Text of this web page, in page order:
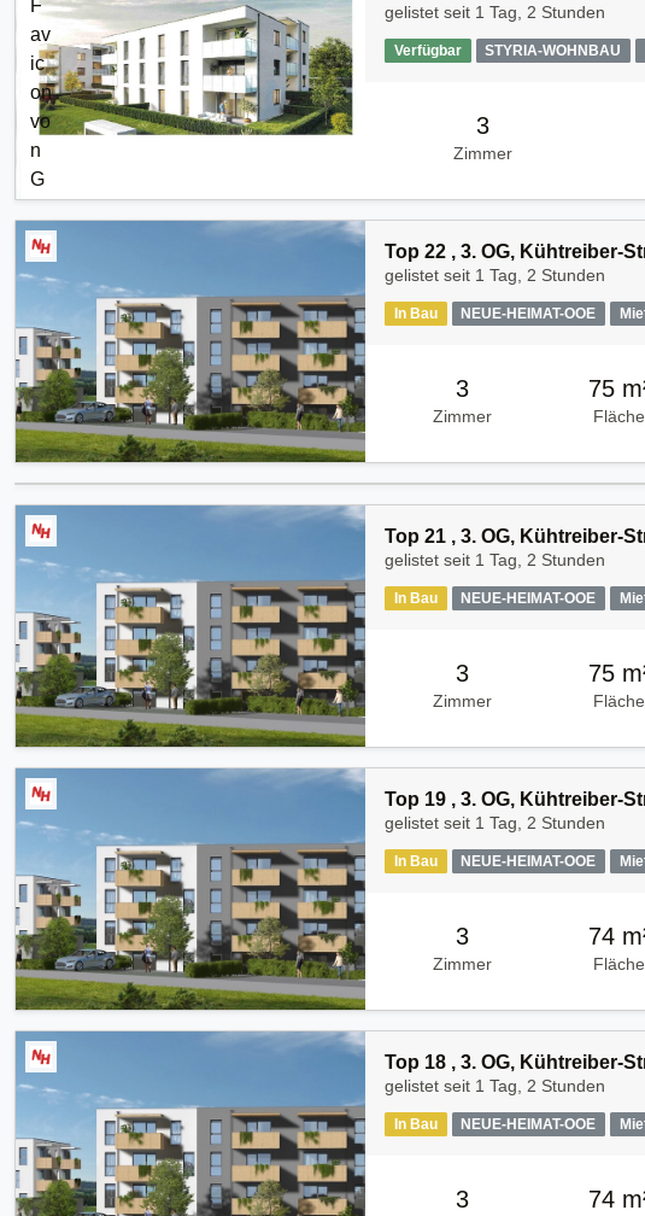
gelistet seit 1 Tag, 2 Stunden
Verfügbar STYRIA-WOHNBAU
3
Zimmer
Top 22 , 3. OG, Kühtreiber-
gelistet seit 1 Tag, 2 Stunden
In Bau NEUE-HEIMAT-OOE
3
Zimmer
75
Fläche
Top 21 , 3. OG, Kühtreiber-
gelistet seit 1 Tag, 2 Stunden
In Bau NEUE-HEIMAT-OOE
3
Zimmer
75
Fläche
Top 19 , 3. OG, Kühtreiber-
gelistet seit 1 Tag, 2 Stunden
In Bau NEUE-HEIMAT-OOE
3
Zimmer
74
Fläche
Top 18 , 3. OG, Kühtreiber-
gelistet seit 1 Tag, 2 Stunden
In Bau NEUE-HEIMAT-OOE
3 74